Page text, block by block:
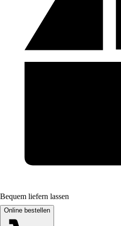
Bequem liefern lassen
Online bestellen